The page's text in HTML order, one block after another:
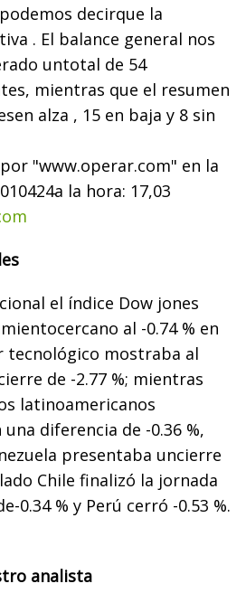
decirque la
. El balance general nos
untotal de 54
mientras que el resumen
alza , 15 en baja y 8 sin
"www.operar.com" en la
la hora: 17,03
el índice Dow jones
al -0.74 % en
tecnológico mostraba al
de -2.77 %; mientras
latinoamericanos
diferencia de -0.36 %,
presentaba uncierre
Chile finalizó la jornada
0.34 % y Perú cerró -0.53 %.
analista